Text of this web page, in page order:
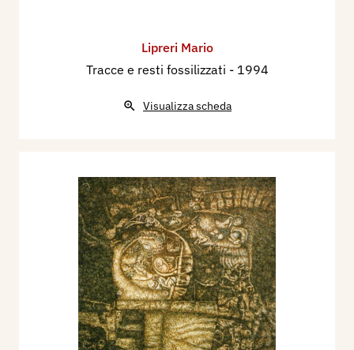
Lipreri Mario
Tracce e resti fossilizzati - 1994
Visualizza scheda